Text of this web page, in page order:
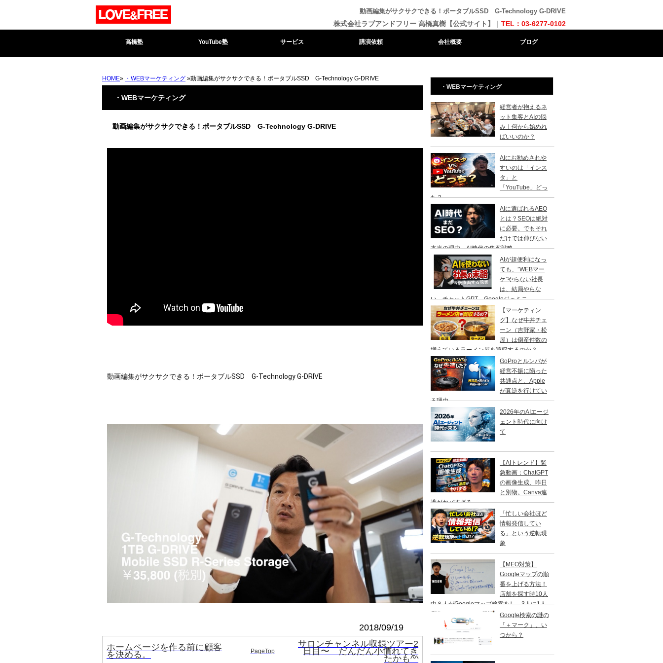
動画編集がサクサクできる！ポータブルSSD G-Technology G-DRIVE
株式会社ラブアンドフリー 高橋真樹【公式サイト】｜ TEL：03-6277-0102
高橋塾 YouTube塾 サービス 講演依頼 会社概要 ブログ
HOME» ・WEBマーケティング »動画編集がサクサクできる！ポータブルSSD G-Technology G-DRIVE
・WEBマーケティング
動画編集がサクサクできる！ポータブルSSD G-Technology G-DRIVE
動画編集がサクサクできる！ポータブルSSD　G-Technology G-DRIVE
2018/09/19
ホームページを作る前に顧客
を決める。 PageTop
サロンチャンネル収録ツアー2
日目〜 だんだん小慣れてき
たかも^^
・WEBマーケティング
経営者が抱えるネ
ット集客とAIの悩
み｜何から始めれ
ばいいのか？
AIにお勧めされや
すいのは「インス
タ」と
「YouTube」どっ
ち？
AIに選ばれるAEO
とは？SEOは絶対
に必要。でもそれ
だけでは伸びない
本当の理由、AI時代の集客戦略
AIが超便利になっ
ても、”WEBマー
ケ”やらない社長
は、結局やらな
い。チャットGPT、Googleジェミニ
【マーケティン
グ】なぜ牛丼チェ
ーン（吉野家・松
屋）は倒産件数の
増えているラーメン屋を買収するのか？
GoProとルンバが
経営不振に陥った
共通点と、Apple
が真逆を行けてい
る理由
2026年のAIエージ
ェント時代に向け
て
【AIトレンド】緊
急動画：ChatGPT
の画像生成、昨日
と別物。Canva連
携がヤバすぎる
「忙しい会社ほど
情報発信してい
る」という逆転現
象
【MEO対策】
Googleマップの順
番を上げる方法！
店舗を探す時10人
中８人がGoogleマップ検索をし、3人に1人
は１日以内に来店する事を知ってますか？
Google検索の謎の
「＋マーク」、い
つから？